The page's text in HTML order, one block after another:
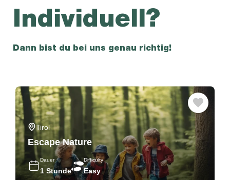
Individuell?
Dann bist du bei uns genau richtig!
Tirol
Escape Nature
Dauer
1 Stunde
Difficulty
Easy